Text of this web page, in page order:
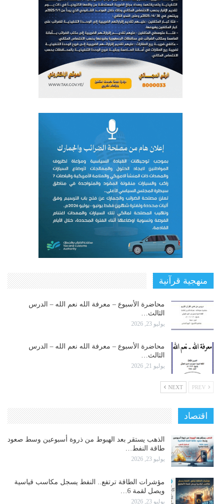
منهجية قرآنية
محاضرة الأسبوع – معرفة الله نعم الله – الدرس
الثالث…
يوليو 23, 2026
محاضرة الأسبوع – معرفة الله نعم الله – الدرس
الثالث…
يوليو 21, 2026
NEXT
اقتصاد
الذهب يستقر بعد الهبوط من ذروة أسبوعين وسط صعود
طاقة النفط…
يوليو 23, 2026
مؤشرات الطاقة ترتفع.. النفط يسجل مكاسب قياسية
ويصل لقمة 6…
يوليو 23, 2026